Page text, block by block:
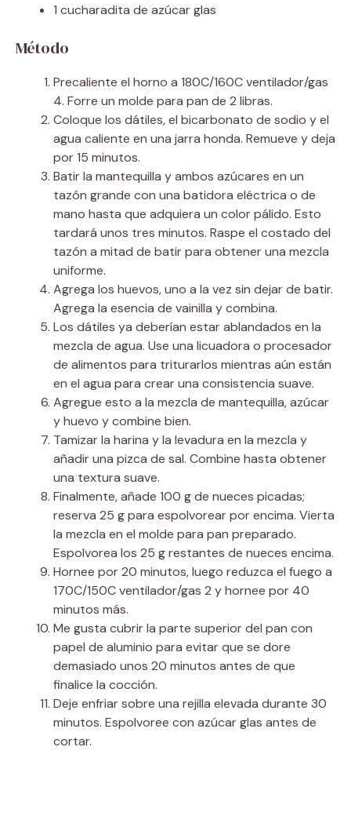
1 cucharadita de azúcar glas
Método
Precaliente el horno a 180C/160C ventilador/gas
4. Forre un molde para pan de 2 libras.
Coloque los dátiles, el bicarbonato de sodio y el
agua caliente en una jarra honda. Remueve y deja
por 15 minutos.
Batir la mantequilla y ambos azúcares en un
tazón grande con una batidora eléctrica o de
mano hasta que adquiera un color pálido. Esto
tardará unos tres minutos. Raspe el costado del
tazón a mitad de batir para obtener una mezcla
uniforme.
Agrega los huevos, uno a la vez sin dejar de batir.
Agrega la esencia de vainilla y combina.
Los dátiles ya deberían estar ablandados en la
mezcla de agua. Use una licuadora o procesador
de alimentos para triturarlos mientras aún están
en el agua para crear una consistencia suave.
Agregue esto a la mezcla de mantequilla, azúcar
y huevo y combine bien.
Tamizar la harina y la levadura en la mezcla y
añadir una pizca de sal. Combine hasta obtener
una textura suave.
Finalmente, añade 100 g de nueces picadas;
reserva 25 g para espolvorear por encima. Vierta
la mezcla en el molde para pan preparado.
Espolvorea los 25 g restantes de nueces encima.
Hornee por 20 minutos, luego reduzca el fuego a
170C/150C ventilador/gas 2 y hornee por 40
minutos más.
Me gusta cubrir la parte superior del pan con
papel de aluminio para evitar que se dore
demasiado unos 20 minutos antes de que
finalice la cocción.
Deje enfriar sobre una rejilla elevada durante 30
minutos. Espolvoree con azúcar glas antes de
cortar.